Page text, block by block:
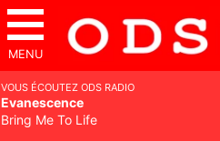
MENU
VOUS ÉCOUTEZ ODS RADIO
Evanescence
Bring Me To Life